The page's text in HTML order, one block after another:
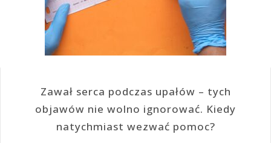
Zawał serca podczas upałów – tych
objawów nie wolno ignorować. Kiedy
natychmiast wezwać pomoc?